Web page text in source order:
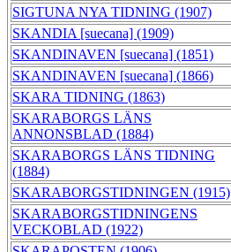
SIGTUNA NYA TIDNING (1907)
SKANDIA [suecana] (1909)
SKANDINAVEN [suecana] (1851)
SKANDINAVEN [suecana] (1866)
SKARA TIDNING (1863)
SKARABORGS LÄNS
ANNONSBLAD (1884)
SKARABORGS LÄNS TIDNING
(1884)
SKARABORGSTIDNINGEN (1915)
SKARABORGSTIDNINGENS
VECKOBLAD (1922)